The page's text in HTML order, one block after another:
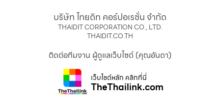
บริษัท ไทยดิท คอร์ปอเรชั่น จำกัด
THAIDIT CORPORATION CO., LTD.
THAIDIT.CO.TH
ติดต่อทีมงาน ผู้ดูแลเว็บไซต์ (คุณอันดา)
เว็บไซต์หลัก คลิกที่นี่
TheThailink.com